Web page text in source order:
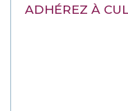
ADHÉREZ À